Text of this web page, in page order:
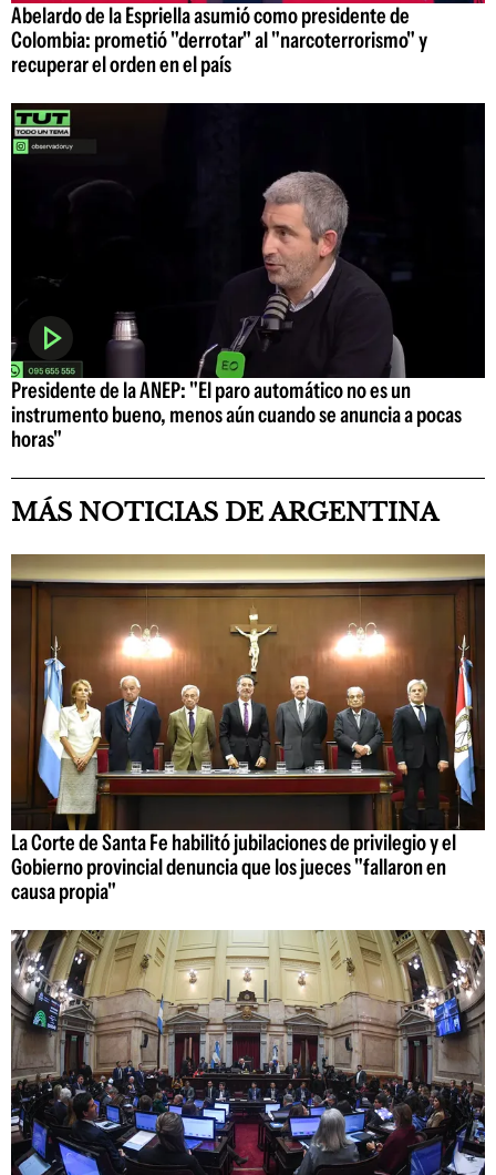
Abelardo de la Espriella asumió como presidente de
Colombia: prometió "derrotar" al "narcoterrorismo" y
recuperar el orden en el país
Presidente de la ANEP: "El paro automático no es un
instrumento bueno, menos aún cuando se anuncia a pocas
horas"
MÁS NOTICIAS DE ARGENTINA
La Corte de Santa Fe habilitó jubilaciones de privilegio y el
Gobierno provincial denuncia que los jueces "fallaron en
causa propia"